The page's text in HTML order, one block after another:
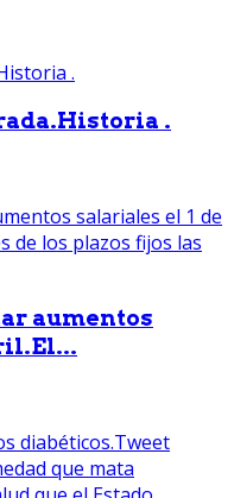
.
aumentos